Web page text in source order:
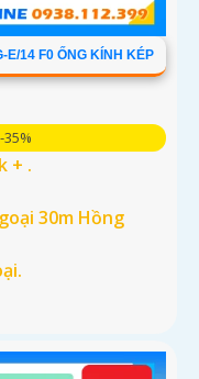
E/14 F0 ỐNG KÍNH KÉP
+ .
30m Hồng